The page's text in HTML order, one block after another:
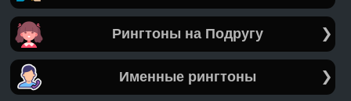
Рингтоны на Подругу
Именные рингтоны